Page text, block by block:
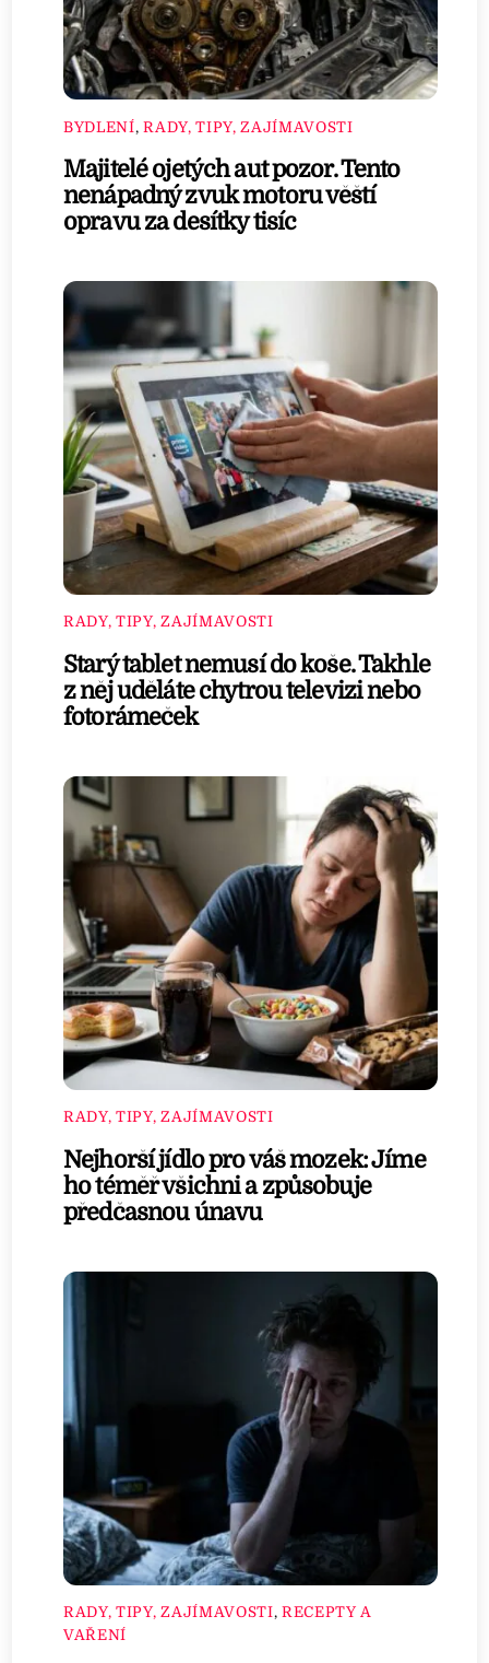
BYDLENÍ,RADY, TIPY, ZAJÍMAVOSTI
Majitelé ojetých aut pozor. Tento
nenápadný zvuk motoru věští
opravu za desítky tisíc
RADY, TIPY, ZAJÍMAVOSTI
Starý tablet nemusí do koše. Takhle
z něj uděláte chytrou televizi nebo
fotorámeček
RADY, TIPY, ZAJÍMAVOSTI
Nejhorší jídlo pro váš mozek: Jíme
ho téměř všichni a způsobuje
předčasnou únavu
RADY, TIPY, ZAJÍMAVOSTI, RECEPTY A
VAŘENÍ